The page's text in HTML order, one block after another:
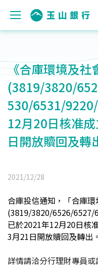
《合庫環境及社
(3819/3820/
530/6531/
12月20日核准
日開放贖回及轉
2021/12/28
合庫投信通知，「合庫
(3819/3820/6526/
已於2021年12月20日核
3月21日開放贖回及轉出。
詳情請洽分行理財專員